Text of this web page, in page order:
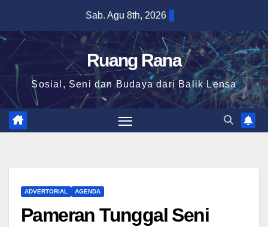
content
Sab. Agu 8th, 2026
Ruang Rana
Sosial, Seni dan Budaya dari Balik Lensa
ADVERTORIAL AGENDA
Pameran Tunggal Seni